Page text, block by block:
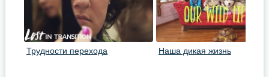
Трудности перехода Наша дикая жизнь